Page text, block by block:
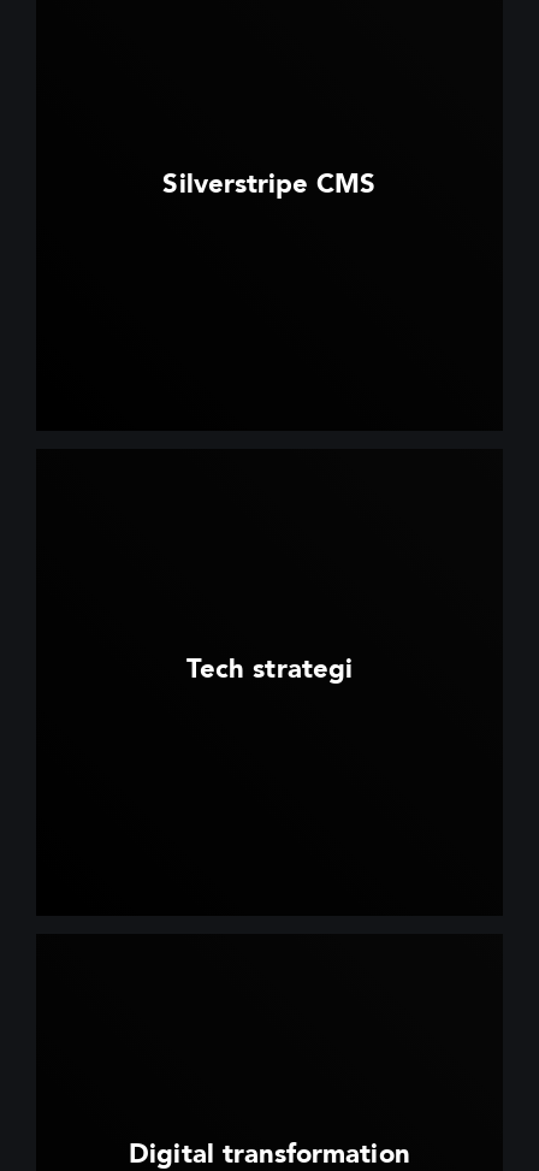
Silverstripe CMS
Tech strategi
Digital transformation